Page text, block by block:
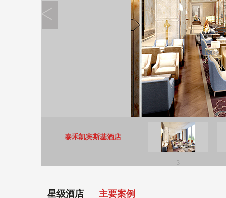
泰禾凯宾斯基酒店
3
星级酒店 主要案例